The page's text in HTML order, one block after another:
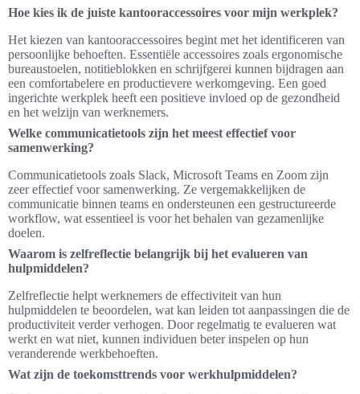
Hoe kies ik de juiste kantooraccessoires voor mijn werkplek?
Het kiezen van kantooraccessoires begint met het identificeren van
persoonlijke behoeften. Essentiële accessoires zoals ergonomische
bureaustoelen, notitieblokken en schrijfgerei kunnen bijdragen aan
een comfortabelere en productievere werkomgeving. Een goed
ingerichte werkplek heeft een positieve invloed op de gezondheid
en het welzijn van werknemers.
Welke communicatietools zijn het meest effectief voor
samenwerking?
Communicatietools zoals Slack, Microsoft Teams en Zoom zijn
zeer effectief voor samenwerking. Ze vergemakkelijken de
communicatie binnen teams en ondersteunen een gestructureerde
workflow, wat essentieel is voor het behalen van gezamenlijke
doelen.
Waarom is zelfreflectie belangrijk bij het evalueren van
hulpmiddelen?
Zelfreflectie helpt werknemers de effectiviteit van hun
hulpmiddelen te beoordelen, wat kan leiden tot aanpassingen die de
productiviteit verder verhogen. Door regelmatig te evalueren wat
werkt en wat niet, kunnen individuen beter inspelen op hun
veranderende werkbehoeften.
Wat zijn de toekomsttrends voor werkhulpmiddelen?